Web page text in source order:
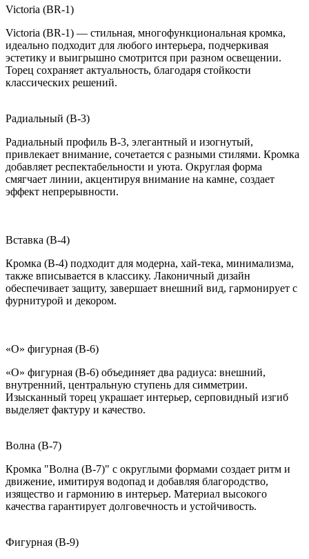
Victoria (BR-1)
Victoria (BR-1) — стильная, многофункциональная кромка,
идеально подходит для любого интерьера, подчеркивая
эстетику и выигрышно смотрится при разном освещении.
Торец сохраняет актуальность, благодаря стойкости
классических решений.
Радиальный (B-3)
Радиальный профиль B-3, элегантный и изогнутый,
привлекает внимание, сочетается с разными стилями. Кромка
добавляет респектабельности и уюта. Округлая форма
смягчает линии, акцентируя внимание на камне, создает
эффект непрерывности.
Вставка (B-4)
Кромка (B-4) подходит для модерна, хай-тека, минимализма,
также вписывается в классику. Лаконичный дизайн
обеспечивает защиту, завершает внешний вид, гармонирует с
фурнитурой и декором.
«О» фигурная (B-6)
«О» фигурная (B-6) объединяет два радиуса: внешний,
внутренний, центральную ступень для симметрии.
Изысканный торец украшает интерьер, серповидный изгиб
выделяет фактуру и качество.
Волна (B-7)
Кромка "Волна (B-7)" с округлыми формами создает ритм и
движение, имитируя водопад и добавляя благородство,
изящество и гармонию в интерьер. Материал высокого
качества гарантирует долговечность и устойчивость.
Фигурная (B-9)